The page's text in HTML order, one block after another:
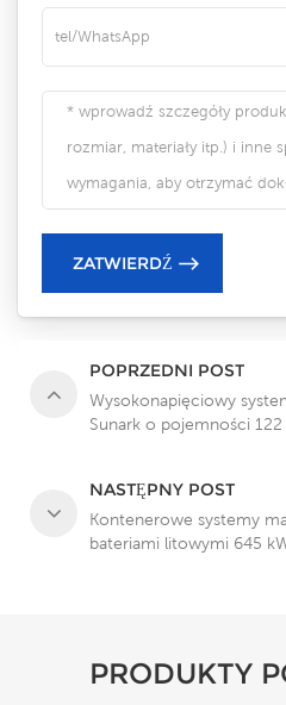
POPRZEDNI POST
Wysokonapięciowy
Sunark o pojemności
NASTĘPNY POST
Kontenerowe systemy
bateriami litowymi 645
PRODUKTY